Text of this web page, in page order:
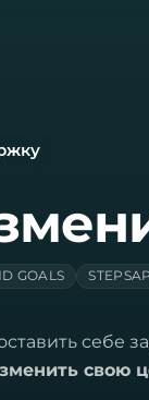
GOALS
себе
свою